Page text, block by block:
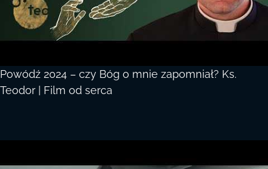
Powódź 2024 – czy Bóg o mnie zapomniał? Ks.
Teodor | Film od serca